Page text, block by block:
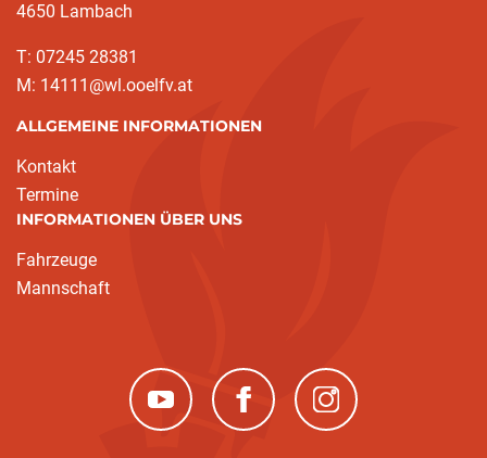
4650 Lambach
T: 07245 28381
M: 14111@wl.ooelfv.at
ALLGEMEINE INFORMATIONEN
Kontakt
Termine
INFORMATIONEN ÜBER UNS
Fahrzeuge
Mannschaft
(neues Fenster)(neues Fenster)(neues Fenster)